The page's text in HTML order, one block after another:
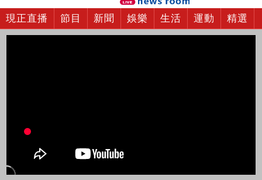
現正直播 節目 新聞 娛樂 生活 運動 精選